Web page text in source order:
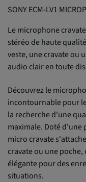
SONY ECM-LV1
Le microphone
stéréo de haute
veste, une cravate ou
audio clair en toute
Découvrez le
incontournable pour
la recherche d'une
maximale. Doté d'une
micro cravate
cravate ou une
élégante pour des
situations.